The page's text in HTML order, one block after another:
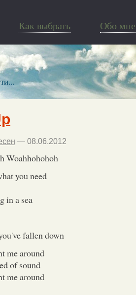
Как выбрать Обо мне
— 08.06.2012
Woahhohohoh
you need
in a sea
fallen down
me around
of sound
me around